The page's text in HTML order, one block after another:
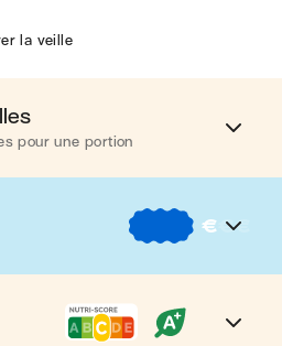
la veille
pour une portion
415 kcal
€ €€
recettes à -2 € par portion
entre 2 € et 4 € par portion